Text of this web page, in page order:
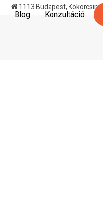
1113 Budapest, Kökörcsin u.
Blog Konzultáció